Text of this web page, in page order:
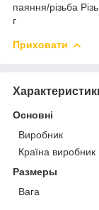
паяння/різьба
г
Приховати
Основні
Виробник
Країна виробник
Размеры
Вага